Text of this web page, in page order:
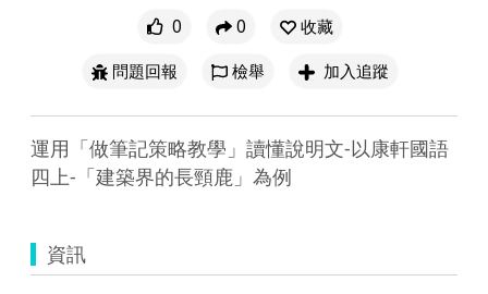
0 0
收藏
問題回報
檢舉 加入追蹤
運用「做筆記策略教學」讀懂說明文-以康軒國語
資訊